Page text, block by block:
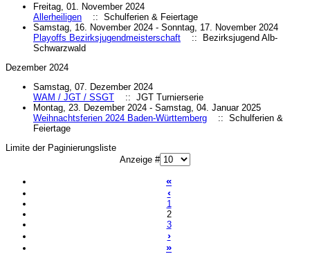
Freitag, 01. November 2024
Allerheiligen
:: Schulferien & Feiertage
Samstag, 16. November 2024 - Sonntag, 17. November 2024
Playoffs Bezirksjugendmeisterschaft
:: Bezirksjugend Alb-
Schwarzwald
Dezember 2024
Samstag, 07. Dezember 2024
WAM / JGT / SSGT
:: JGT Turnierserie
Montag, 23. Dezember 2024 - Samstag, 04. Januar 2025
Weihnachtsferien 2024 Baden-Württemberg
:: Schulferien &
Feiertage
Limite der Paginierungsliste
Anzeige #
«
‹
1
2
3
›
»